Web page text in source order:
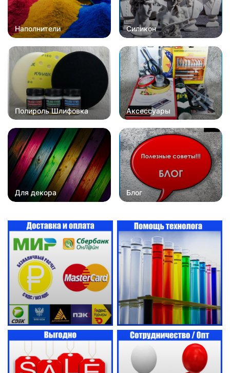
Наполнители Силикон
Полироль Шлифовка Аксессуары
Для декора Блог